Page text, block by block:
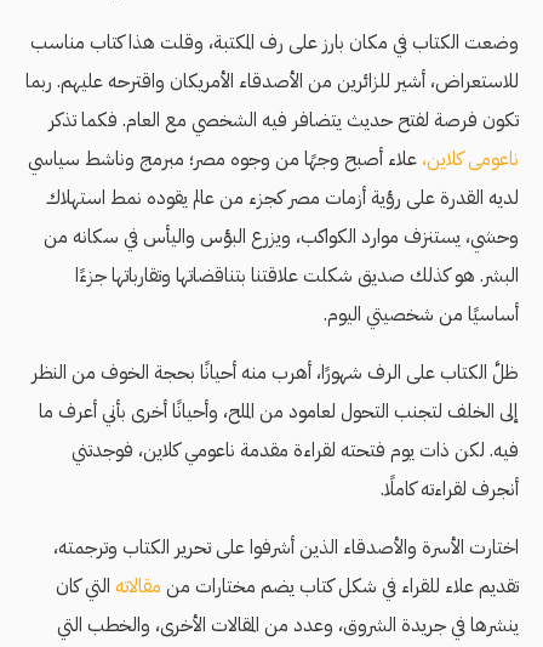
وضعت الكتاب في مكان بارز على رف المكتبة، وقلت هذا كتاب مناسب
للاستعراض، أشير للزائرين من الأصدقاء الأمريكان واقترحه عليهم. ربما
تكون فرصة لفتح حديث يتضافر فيه الشخصي مع العام. فكما تذكر
ناعومى كلاين، علاء أصبح وجهًا من وجوه مصر؛ مبرمج وناشط سياسي
لديه القدرة على رؤية أزمات مصر كجزء من عالم يقوده نمط استهلاك
وحشي، يستنزف موارد الكواكب، ويزرع البؤس واليأس في سكانه من
البشر. هو كذلك صديق شكلت علاقتنا بتناقضاتها وتقارباتها جزءًا
أساسيًا من شخصيتي اليوم.
ظلَّ الكتاب على الرف شهورًا، أهرب منه أحيانًا بحجة الخوف من النظر
إلى الخلف لتجنب التحول لعامود من الملح، وأحيانًا أخرى بأني أعرف ما
فيه. لكن ذات يوم فتحته لقراءة مقدمة ناعومي كلاين، فوجدتني
أنجرف لقراءته كاملًا.
اختارت الأسرة والأصدقاء الذين أشرفوا على تحرير الكتاب وترجمته،
تقديم علاء للقراء في شكل كتاب يضم مختارات من مقالاته التي كان
ينشرها في جريدة الشروق، وعدد من المقالات الأخرى، والخطب التي